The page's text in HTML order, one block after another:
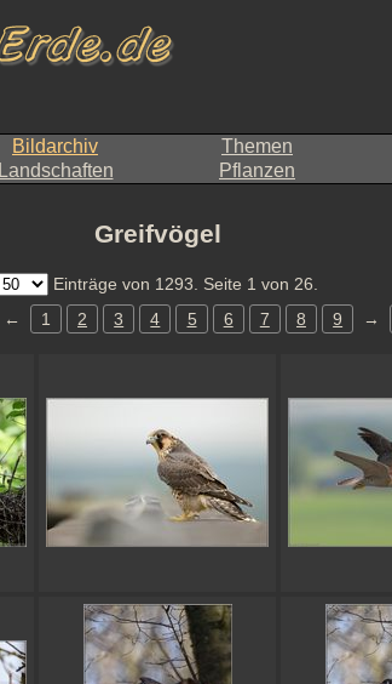
Bildarchiv Themen
Landschaften Pflanzen
Greifvögel
Einträge von 1293. Seite 1 von 26.
← 1 2 3 4 5 6 7 8 9 →